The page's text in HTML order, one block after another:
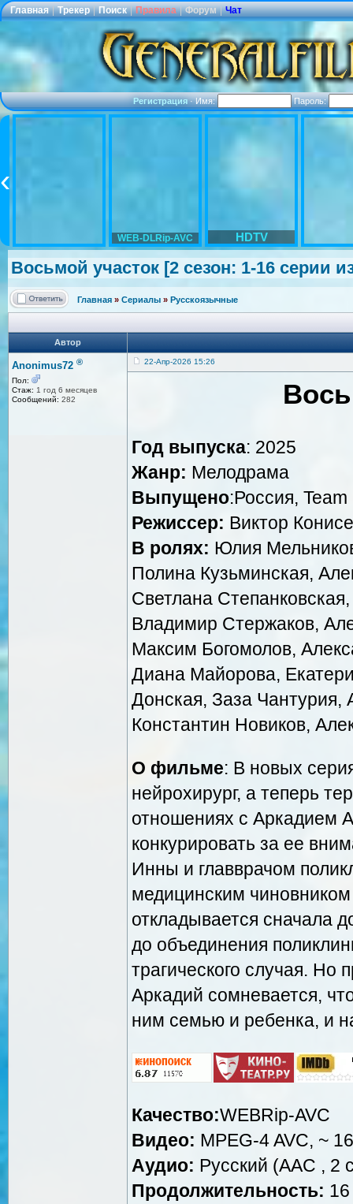
Главная | Трекер | Поиск | Правила | Форум | Чат
Регистрация·Имя: Пароль:
WEB-DLRip-AVC HDTV
Восьмой участок [2 сезон: 1-16 серии
Главная » Сериалы » Русскоязычные
Автор
Anonimus72 ®
Пол:
Стаж: 1 год 6 месяцев
Сообщений: 282
22-Апр-2026 15:26
Год выпуска: 2025
Жанр: Мелодрама
Выпущено:Россия,
Режиссер: Виктор
В ролях: Юлия
Полина Кузьминская,
Светлана
Владимир Стержаков,
Максим Богомолов,
Диана Майорова,
Донская, Заза Чантурия,
Константин Новиков,
О фильме: В новых
нейрохирург, а теперь
отношениях с Аркадием
конкурировать за ее
Инны и главврачом
медицинским
откладывается сначала
до объединения
трагического случая. Но
Аркадий сомневается,
ним семью и ребенка, и
Качество:WEBRip-AVC
Видео: MPEG-4 AVC, ~
Аудио: Русский (AAC , 2
Продолжительность: